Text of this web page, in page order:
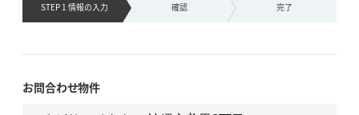
STEP 1 情報の入力 確認 完了
お問合わせ物件